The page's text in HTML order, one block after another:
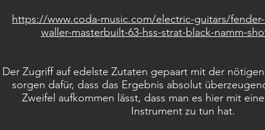
https://www.coda-music.com/electric-guitars/
waller-masterbuilt-63-hss-strat-black-namm-
Der Zugriff auf edelste Zutaten gepaart mit der
sorgen dafür, dass das Ergebnis absolut
Zweifel aufkommen lässt, dass man es hier mit
Instrument zu tun hat.